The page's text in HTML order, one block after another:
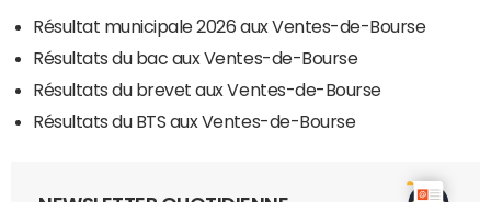
Résultat municipale 2026 aux Ventes-de-Bourse
Résultats du bac aux Ventes-de-Bourse
Résultats du brevet aux Ventes-de-Bourse
Résultats du BTS aux Ventes-de-Bourse